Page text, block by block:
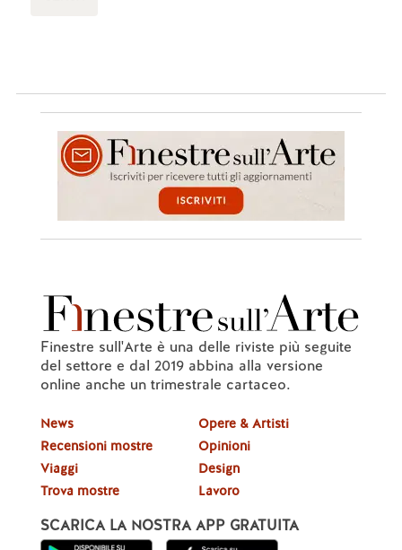
Finestre sull'Arte è una delle riviste più seguite
del settore e dal 2019 abbina alla versione
online anche un trimestrale cartaceo.
News
Recensioni mostre
Viaggi
Trova mostre
Opere & Artisti
Opinioni
Design
Lavoro
SCARICA LA NOSTRA APP GRATUITA